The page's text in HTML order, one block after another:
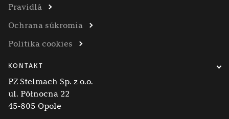
Pravidlá
Ochrana súkromia
Politika cookies
KONTAKT
PZ Stelmach Sp. z o.o.
ul. Północna 22
45-805 Opole